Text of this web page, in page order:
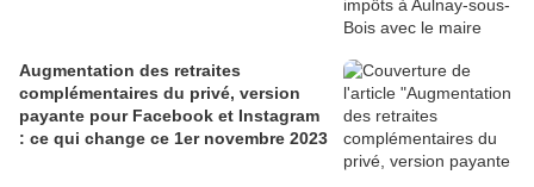
Augmentation des retraites
complémentaires du privé, version
payante pour Facebook et Instagram
: ce qui change ce 1er novembre 2023